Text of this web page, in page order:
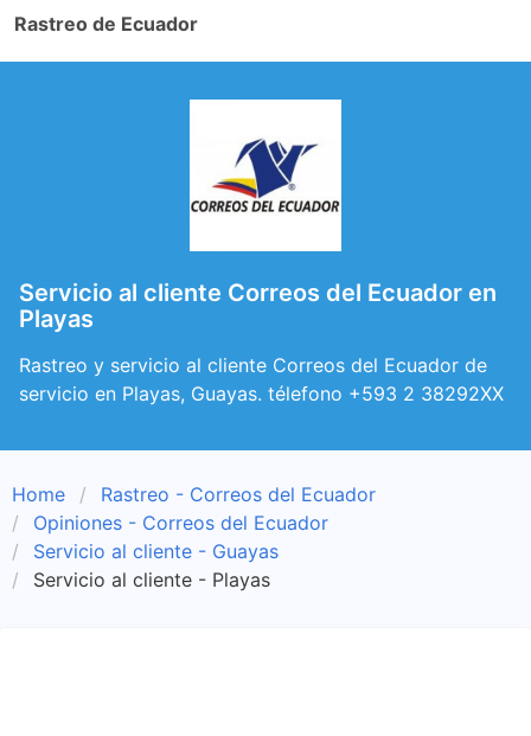
Rastreo de Ecuador
Servicio al cliente Correos del Ecuador en
Playas
Rastreo y servicio al cliente Correos del Ecuador de
servicio en Playas, Guayas. télefono +593 2 38292XX
Home
Rastreo - Correos del Ecuador
Opiniones - Correos del Ecuador
Servicio al cliente - Guayas
Servicio al cliente - Playas